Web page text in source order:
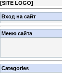
[SITE LOGO]
Вход на сайт
Меню сайта
Categories